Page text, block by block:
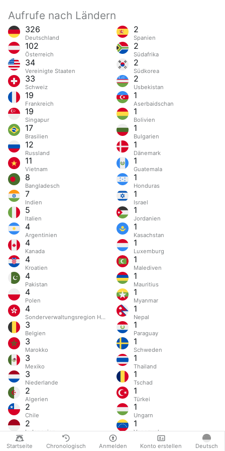
Startseite Chronologisch Anmelden Konto erstellen Deutsch
Aufrufe nach Ländern
326
Deutschland
102
Österreich
34
Vereinigte Staaten
33
Schweiz
19
Frankreich
19
Singapur
17
Brasilien
12
Russland
11
Vietnam
8
Bangladesch
7
Indien
5
Italien
4
Argentinien
4
Kanada
4
Kroatien
4
Pakistan
4
Polen
4
Sonderverwaltungsregion Hongkong
3
Belgien
3
Marokko
3
Mexiko
3
Niederlande
2
Algerien
2
Chile
2
Indonesien
Norwegen
2
Spanien
2
Südafrika
2
Südkorea
2
Usbekistan
1
Aserbaidschan
1
Bolivien
1
Bulgarien
1
Dänemark
1
Guatemala
1
Honduras
1
Israel
1
Jordanien
1
Kasachstan
1
Luxemburg
1
Malediven
1
Mauritius
1
Myanmar
1
Nepal
1
Paraguay
1
Schweden
1
Thailand
1
Tschad
1
Türkei
1
Ungarn
1
Venezuela